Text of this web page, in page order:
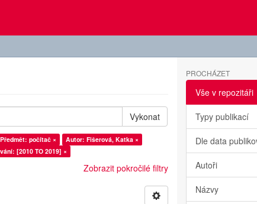
Vykonat
Předmět: počítač ×
Autor: Fišerová, Katka ×
[2010 TO 2019] ×
Zobrazit pokročilé filtry
PROCHÁZET
Vše v repozitáři
Typy publikací
Dle data
Autoři
Názvy